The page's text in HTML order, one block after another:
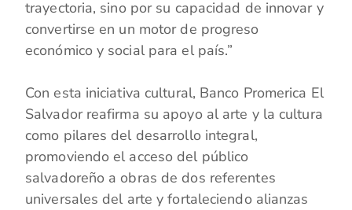
trayectoria, sino por su capacidad de innovar y
convertirse en un motor de progreso
económico y social para el país.”
Con esta iniciativa cultural, Banco Promerica El
Salvador reafirma su apoyo al arte y la cultura
como pilares del desarrollo integral,
promoviendo el acceso del público
salvadoreño a obras de dos referentes
universales del arte y fortaleciendo alianzas